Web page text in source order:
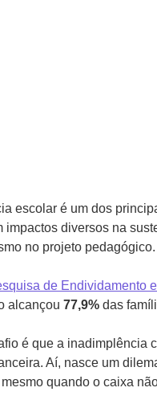
escolar é um dos
impactos diversos na
no projeto pedagógico.
de Endividamento
alcançou 77,9% das
é que a inadimplência
Aí, nasce um
quando o caixa